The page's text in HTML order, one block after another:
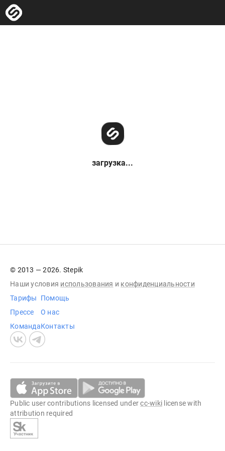
загрузка...
© 2013 — 2026. Stepik
Наши условия использования и конфиденциальности
Тарифы
Прессе
Команда
Помощь
О нас
Контакты
Public user contributions licensed undercc-wiki license with
attribution required